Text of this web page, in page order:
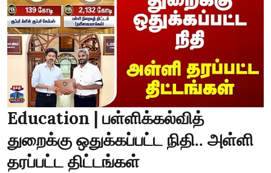
Education | பள்ளிக்கல்வித்
துறைக்கு ஒதுக்கப்பட்ட நிதி.. அள்ளி
தரப்பட்ட திட்டங்கள்